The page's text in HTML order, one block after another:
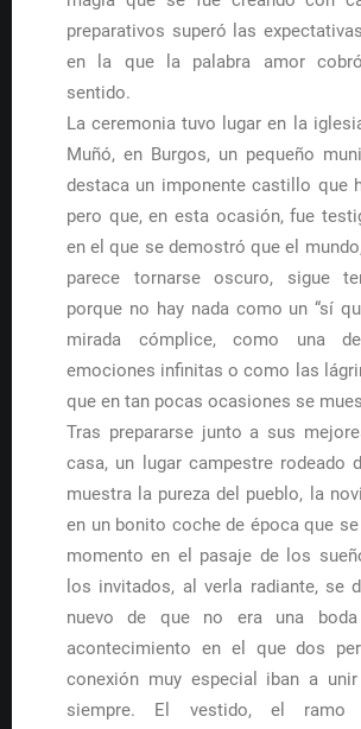
preparativos superó las
en la que la palabra amor
sentido.
La ceremonia tuvo lugar en la
Muñó, en Burgos, un pequeño
destaca un imponente castillo que
pero que, en esta ocasión, fue
en el que se demostró que el
parece tornarse oscuro, sigue
porque no hay nada como un “sí
mirada cómplice, como una
emociones infinitas o como las
que en tan pocas ocasiones se
Tras prepararse junto a sus
casa, un lugar campestre rodeado
muestra la pureza del pueblo, la
en un bonito coche de época que
momento en el pasaje de los
los invitados, al verla radiante, se
nuevo de que no era una
acontecimiento en el que dos
conexión muy especial iban a
siempre. El vestido, el